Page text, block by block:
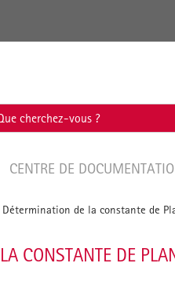
CENTRE DE
Détermination de la constante de
CONSTANTE DE